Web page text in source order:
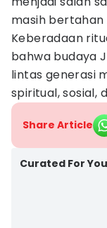
masih bertahan
Keberadaan
bahwa budaya
lintas generasi
spiritual, sosial,
Share Article
Curated For You